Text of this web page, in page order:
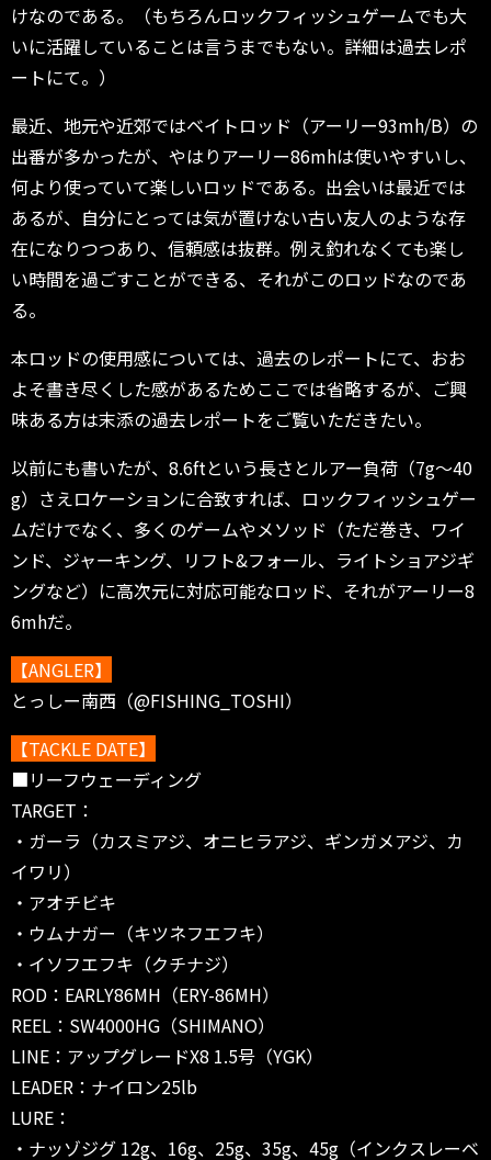
けなのである。（もちろんロックフィッシュゲームでも大
いに活躍していることは言うまでもない。詳細は過去レポ
ートにて。）
最近、地元や近郊ではベイトロッド（アーリー93mh/B）の
出番が多かったが、やはりアーリー86mhは使いやすいし、
何より使っていて楽しいロッドである。出会いは最近では
あるが、自分にとっては気が置けない古い友人のような存
在になりつつあり、信頼感は抜群。例え釣れなくても楽し
い時間を過ごすことができる、それがこのロッドなのであ
る。
本ロッドの使用感については、過去のレポートにて、おお
よそ書き尽くした感があるためここでは省略するが、ご興
味ある方は末添の過去レポートをご覧いただきたい。
以前にも書いたが、8.6ftという長さとルアー負荷（7g～40
g）さえロケーションに合致すれば、ロックフィッシュゲー
ムだけでなく、多くのゲームやメソッド（ただ巻き、ワイ
ンド、ジャーキング、リフト&フォール、ライトショアジギ
ングなど）に高次元に対応可能なロッド、それがアーリー8
6mhだ。
【ANGLER】
とっしー南西（@FISHING_TOSHI）
【TACKLE DATE】
■リーフウェーディング
TARGET：
・ガーラ（カスミアジ、オニヒラアジ、ギンガメアジ、カ
イワリ）
・アオチビキ
・ウムナガー（キツネフエフキ）
・イソフエフキ（クチナジ）
ROD：EARLY86MH（ERY-86MH）
REEL：SW4000HG（SHIMANO）
LINE：アップグレードX8 1.5号（YGK）
LEADER：ナイロン25lb
LURE：
・ナッゾジグ 12g、16g、25g、35g、45g（インクスレーベ